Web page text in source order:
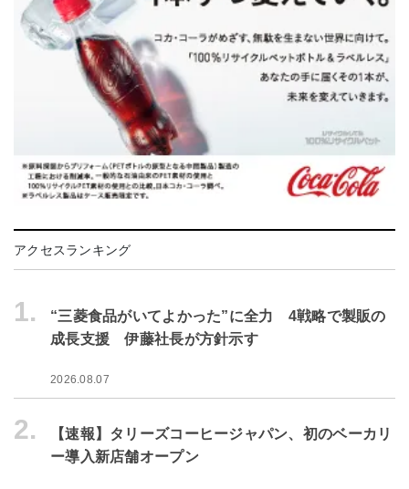
アクセスランキング
1.
“三菱食品がいてよかった”に全力 4戦略で製販の
成長支援 伊藤社長が方針示す
2026.08.07
2.
【速報】タリーズコーヒージャパン、初のベーカリ
ー導入新店舗オープン